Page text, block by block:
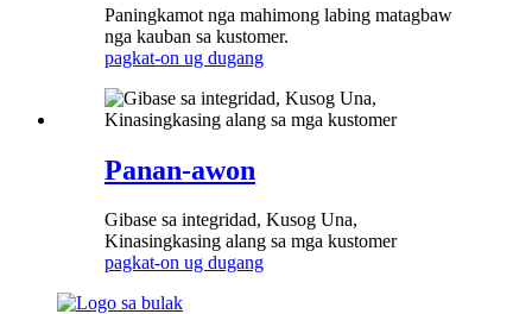
Paningkamot nga mahimong labing matagbaw
nga kauban sa kustomer.
pagkat-on ug dugang
Panan-awon
Gibase sa integridad, Kusog Una,
Kinasingkasing alang sa mga kustomer
pagkat-on ug dugang